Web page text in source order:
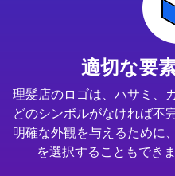
適切な要
理髪店のロゴは、ハサミ、
どのシンボルがなければ不
明確な外観を与えるために
を選択することもでき